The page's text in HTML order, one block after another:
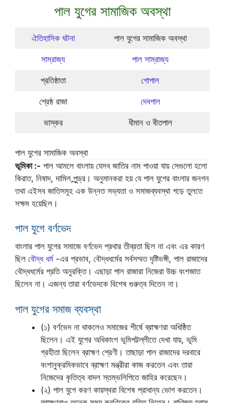
পাল যুগের সামাজিক অবস্থা
ঐতিহাসিক ঘটনা পাল যুগের সামাজিক অবস্থা
সাম্রাজ্য পাল সাম্রাজ্য
প্রতিষ্ঠাতা গোপাল
শ্রেষ্ঠ রাজা দেবপাল
ভাস্কর ধীমান ও বীতপাল
পাল যুগের সামাজিক অবস্থা
ভূমিকা :- পাল আমলে বাংলায় যেসব জাতির নাম পাওয়া যায় সেগুলো হলো
কিরাত, নিষাদ, দামিল,পুন্ড্র। অনুমানকরা হয় যে পাল যুগের বাংলার জনগন
তথা এইসব জাতিসমূহ এক উন্নত সভ্যতা ও সমাজব্যবস্থা গড়ে তুলতে
সক্ষম হয়েছিল।
পাল যুগে বর্ণভেদ
বাংলার পাল যুগের সমাজে বর্ণভেদ প্রথার তীব্রতা ছিল না এবং এর কারণ
ছিল বৌদ্ধ ধর্ম-এর প্রভাব, বৌদ্ধধর্মের সর্বসম্মত দৃষ্টিভঙ্গী, পাল রাজাদের
বৌদ্ধধর্মের প্রতি অনুরক্তি। এছাড়া পাল রাজারা নিজেরা উচ্চ বংশজাত
ছিলেন না। এজন্য তারা বর্ণভেদকে বিশেষ গুরুত্ব দিতেন না।
পাল যুগের সমাজ ব্যবস্থা
(১) বর্ণভেদ না থাকলেও সমাজের শীর্ষে ব্রাহ্মণরা অধিষ্ঠিত
ছিলেন। এই যুগের অধিকাংশ ভূমিপট্টল্লীতে দেখা যায়, ভূমি
গ্রহীতা ছিলেন ব্রাহ্মণ শ্রেণী। তাছাড়া পাল রাজাদের দরবারে
বংশানুক্রমিকভাবে ব্রাহ্মণ মন্ত্রীরা কাজ করতেন এবং তারা
নিজেদের কৃতিত্ব বাদল স্তম্ভলিপিতে জাহির করেছেন।
(২) পাল যুগে করণ কায়স্থরা বিশেষ প্রাধান্য ভোগ করতেন।